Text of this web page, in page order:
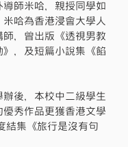
導師米哈，親授同學如
哈為香港浸會大學人
師，曾出版《透視男教
》，及短篇小說集《餡
後，本校中二級學生
優秀作品更獲香港文學
結集《旅行是沒有句